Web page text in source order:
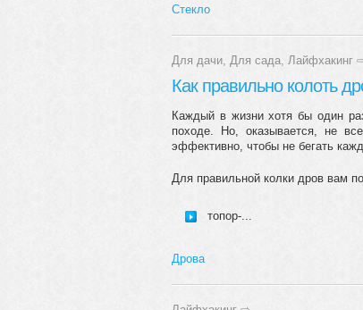
Стекло
Для дачи Для сада Лайфхакинг
Как правильно колоть
Каждый в жизни хотя бы один
походе. Но, оказывается, не
эффективно, чтобы не бегать
Для правильной колки дров вам
топор-...
Дрова